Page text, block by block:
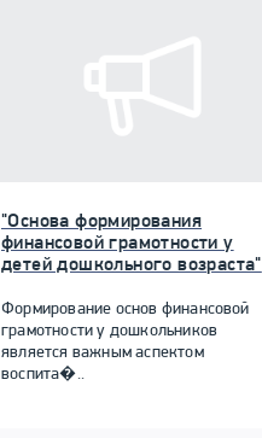
"Основа формирования
финансовой грамотности у
детей дошкольного возраста"
Формирование основ финансовой
грамотности у дошкольников
является важным аспектом
воспита�..